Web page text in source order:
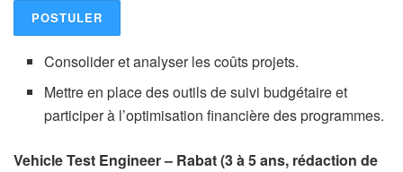
POSTULER
Consolider et analyser les coûts projets.
Mettre en place des outils de suivi budgétaire et
participer à l’optimisation financière des programmes.
Vehicle Test Engineer – Rabat (3 à 5 ans, rédaction de